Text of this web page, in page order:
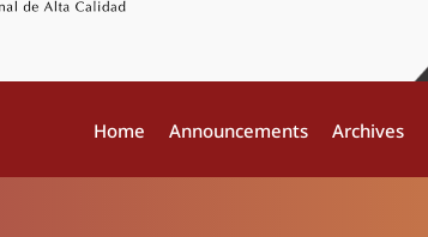
Home Announcements Archives